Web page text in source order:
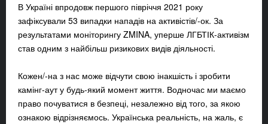
В Україні впродовж першого півріччя 2021 року
зафіксували 53 випадки нападів на активістів/-ок. За
результатами моніторингу ZMINA, уперше ЛГБТІК-активізм
став одним з найбільш ризикових видів діяльності.
Кожен/-на з нас може відчути свою інакшість і зробити
камінг-аут у будь-який момент життя. Водночас ми маємо
право почуватися в безпеці, незалежно від того, за якою
ознакою відрізняємось. Українська реальність, на жаль, є